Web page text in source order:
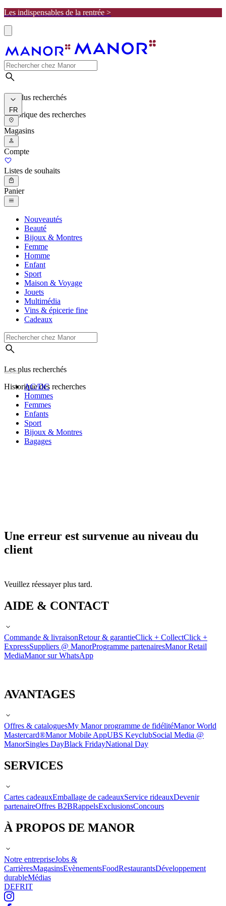
Les indispensables de la rentrée >
Les plus recherchés
Historique des recherches
FR
Magasins
Compte
Listes de souhaits
Panier
Nouveautés
Beauté
Bijoux & Montres
Femme
Homme
Enfant
Sport
Maison & Voyage
Jouets
Multimédia
Vins & épicerie fine
Cadeaux
Les plus recherchés
Historique des recherches
AC/DC
Hommes
Femmes
Enfants
Sport
Bijoux & Montres
Bagages
Une erreur est survenue au niveau du
client
Veuillez réessayer plus tard.
AIDE & CONTACT
Commande & livraisonRetour & garantieClick + CollectClick +
ExpressSuppliers @ ManorProgramme partenairesManor Retail
MediaManor sur WhatsApp
AVANTAGES
Offres & cataloguesMy Manor programme de fidélitéManor World
Mastercard®Manor Mobile AppUBS KeyclubSocial Media @
ManorSingles DayBlack FridayNational Day
SERVICES
Cartes cadeauxEmballage de cadeauxService rideauxDevenir
partenaireOffres B2BRappelsExclusionsConcours
À PROPOS DE MANOR
Notre entrepriseJobs &
CarrièresMagasinsEvènementsFoodRestaurantsDéveloppement
durableMédias
DEFRIT